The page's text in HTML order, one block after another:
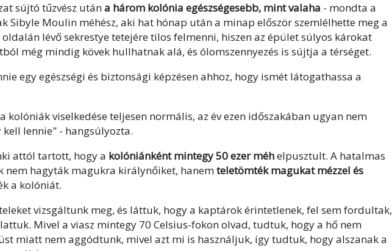
sújtó tűzvész utána három kolónia egészségesebb, mint valaha - mondta a
Sibyle Moulin méhész, aki hat hónap után a minap először szemlélhette meg a
lévő sekrestye tetejére tilos felmenni, hiszen az épület súlyos károkat
még mindig kövek hullhatnak alá, és ólomszennyezés is sújtja a térséget.
egy egészségi és biztonsági képzésen ahhoz, hogy ismét látogathassa a
kolóniák viselkedése teljesen normális, az év ezen időszakában ugyan nem
lennie" - hangsúlyozta.
attól tartott, hogy a kolóniánként mintegy 50 ezer méhelpusztult. A hatalmas
nem hagyták magukra királynőiket, hanemteletömték magukat mézzel és
a kolóniát.
vizsgáltunk meg, és láttuk, hogy a kaptárok érintetlenek, fel sem fordultak,
Mivel a viasz mintegy 70 Celsius-fokon olvad, tudtuk, hogy a hő nem
miatt nem aggódtunk, mivel azt mi is használjuk, így tudtuk, hogy alszanak a